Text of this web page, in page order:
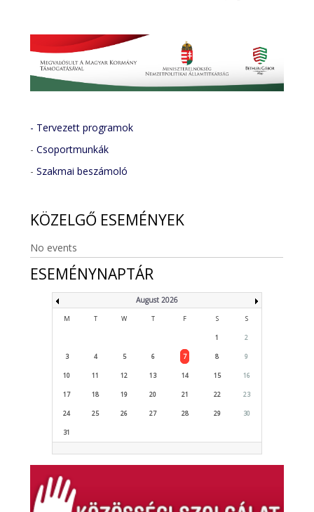
- Tervezett programok
-Csoportmunkák
-Szakmai beszámoló
KÖZELGŐ ESEMÉNYEK
No events
ESEMÉNYNAPTÁR
August 2026
M T W T F S S
1 2
3 4 5 6 7 8 9
10 11 12 13 14 15 16
17 18 19 20 21 22 23
24 25 26 27 28 29 30
31